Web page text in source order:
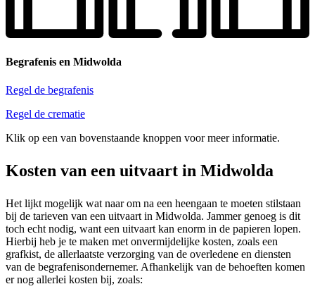
Begrafenis en Midwolda
Regel de begrafenis
Regel de crematie
Klik op een van bovenstaande knoppen voor meer informatie.
Kosten van een uitvaart in Midwolda
Het lijkt mogelijk wat naar om na een heengaan te moeten stilstaan
bij de tarieven van een uitvaart in Midwolda. Jammer genoeg is dit
toch echt nodig, want een uitvaart kan enorm in de papieren lopen.
Hierbij heb je te maken met onvermijdelijke kosten, zoals een
grafkist, de allerlaatste verzorging van de overledene en diensten
van de begrafenisondernemer. Afhankelijk van de behoeften komen
er nog allerlei kosten bij, zoals: